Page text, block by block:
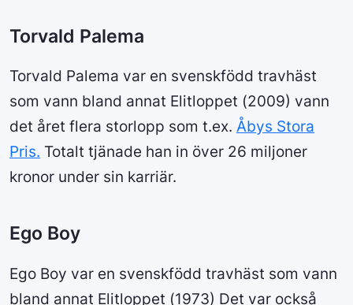
Torvald Palema
Torvald Palema var en svenskfödd travhäst
som vann bland annat Elitloppet (2009) vann
det året flera storlopp som t.ex. Åbys Stora
Pris. Totalt tjänade han in över 26 miljoner
kronor under sin karriär.
Ego Boy
Ego Boy var en svenskfödd travhäst som vann
bland annat Elitloppet (1973) Det var också